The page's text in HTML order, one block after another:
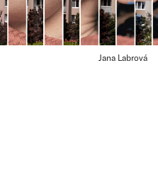
Jana Labrová